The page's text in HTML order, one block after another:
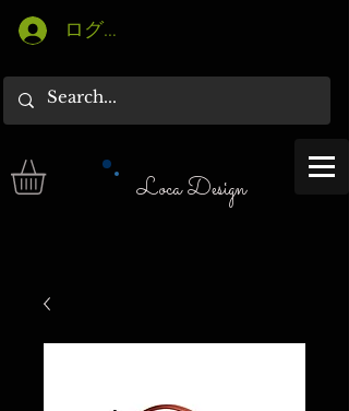
ログイン
Loca Design